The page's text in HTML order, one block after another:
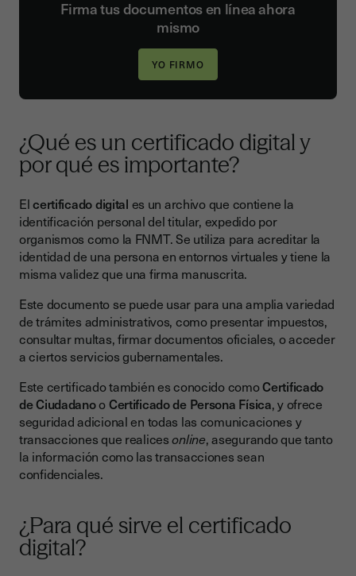
Conclusión
Firma tus documentos en línea ahora
mismo
¿Qué es un certificado digital y
por qué es importante?
Elcertificado digital es un archivo que contiene la
identificación personal del titular, expedido por
organismos como la FNMT. Se utiliza para acreditar la
identidad de una persona en entornos virtuales y tiene la
misma validez que una firma manuscrita.
Este documento se puede usar para una amplia variedad
de trámites administrativos, como presentar impuestos,
consultar multas, firmar documentos oficiales, o acceder
a ciertos servicios gubernamentales.
Este certificado también es conocido comoCertificado
de CiudadanooCertificado de Persona Física, y ofrece
seguridad adicional en todas las comunicaciones y
transacciones que realicesonline, asegurando que tanto
la información como las transacciones sean
confidenciales.
¿Para qué sirve el certificado
digital?